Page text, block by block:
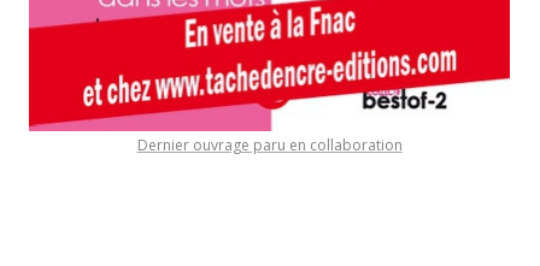
Dernier ouvrage paru en collaboration